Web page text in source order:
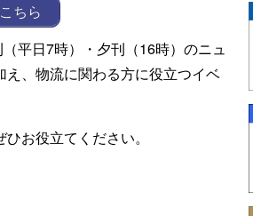
ちら
平日7時）・夕刊（16時）のニュ
、物流に関わる方に役立つイベ
お役立てください。